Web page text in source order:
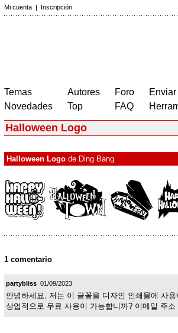
Mi cuenta | Inscripción
Temas
Novedades
Autores
Top
Foro
FAQ
Halloween Logo
Halloween Logo de Ding Bang
1 comentario
partybliss 01/09/2023
안녕하세요, 저는 이 글꼴을 디자인 인쇄물에 사
상업적으로 무료 사용이 가능합니까? 이메일 주소